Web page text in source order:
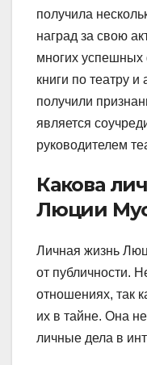
получила
наград за свою
многих успешных
книги по театру и
получили
является
руководителем
Какова
Люции
Личная жизнь
от публичности.
отношениях, так
их в тайне. Она
личные дела в